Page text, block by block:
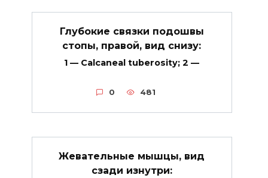
Глубокие связки подошвы
стопы, правой, вид снизу:
1 — Calcaneal tuberosity; 2 —
0 481
Жевательные мышцы, вид
сзади изнутри: